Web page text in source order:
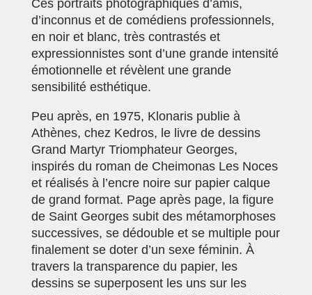
Ces portraits photographiques d’amis,
d’inconnus et de comédiens professionnels,
en noir et blanc, très contrastés et
expressionnistes sont d’une grande intensité
émotionnelle et révèlent une grande
sensibilité esthétique.
Peu après, en 1975, Klonaris publie à
Athènes, chez Kedros, le livre de dessins
Grand Martyr Triomphateur Georges,
inspirés du roman de Cheimonas Les Noces
et réalisés à l’encre noire sur papier calque
de grand format. Page après page, la figure
de Saint Georges subit des métamorphoses
successives, se dédouble et se multiple pour
finalement se doter d’un sexe féminin. À
travers la transparence du papier, les
dessins se superposent les uns sur les